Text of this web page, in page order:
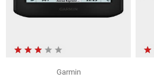
Garmin